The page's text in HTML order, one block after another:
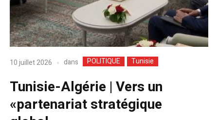
10 juillet 2026 dans POLITIQUE Tunisie
Tunisie-Algérie | Vers un
«partenariat stratégique